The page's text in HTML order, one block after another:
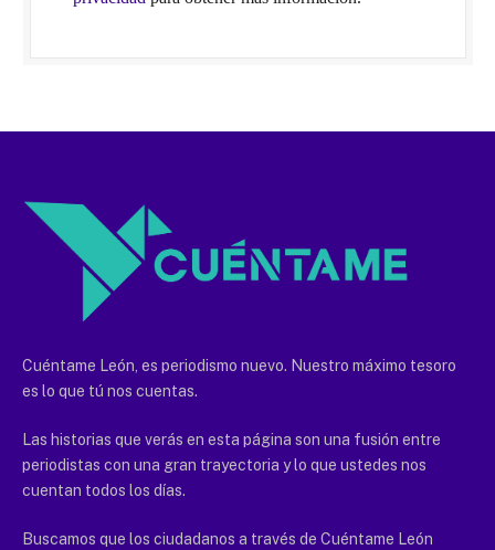
Cuéntame León, es periodismo nuevo. Nuestro máximo tesoro
es lo que tú nos cuentas.
Las historias que verás en esta página son una fusión entre
periodistas con una gran trayectoria y lo que ustedes nos
cuentan todos los días.
Buscamos que los ciudadanos a través de Cuéntame León